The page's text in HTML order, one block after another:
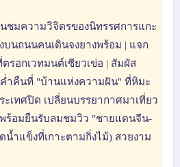
นชมความวิจิตรของนิทรรศการแกะ
นถนนคนเดินจงยางพร้อม | แจก
อกเวทมนต์เซียวเข่อ | สัมผัส
ำคืนที่ "บ้านแห่งความฝัน" ที่หิมะ
เทศปิด เปลี่ยนบรรยากาศมาเที่ยว
ร้อมยืนรับลมชมวิว "ชายแดนจีน-
ำแข็งที่เกาะตามกิ่งไม้) สวยงาม